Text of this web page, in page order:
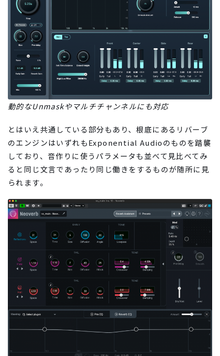
動的なUnmaskやマルチチャンネルにも対応
とはいえ共通している部分もあり、根底にあるリバーブ
のエンジンはいずれもExponential Audioのものを踏襲
しており、音作りに使うパラメータも並べて見比べてみ
ると同じ文言であったり同じ働きをするものが随所に見
られます。